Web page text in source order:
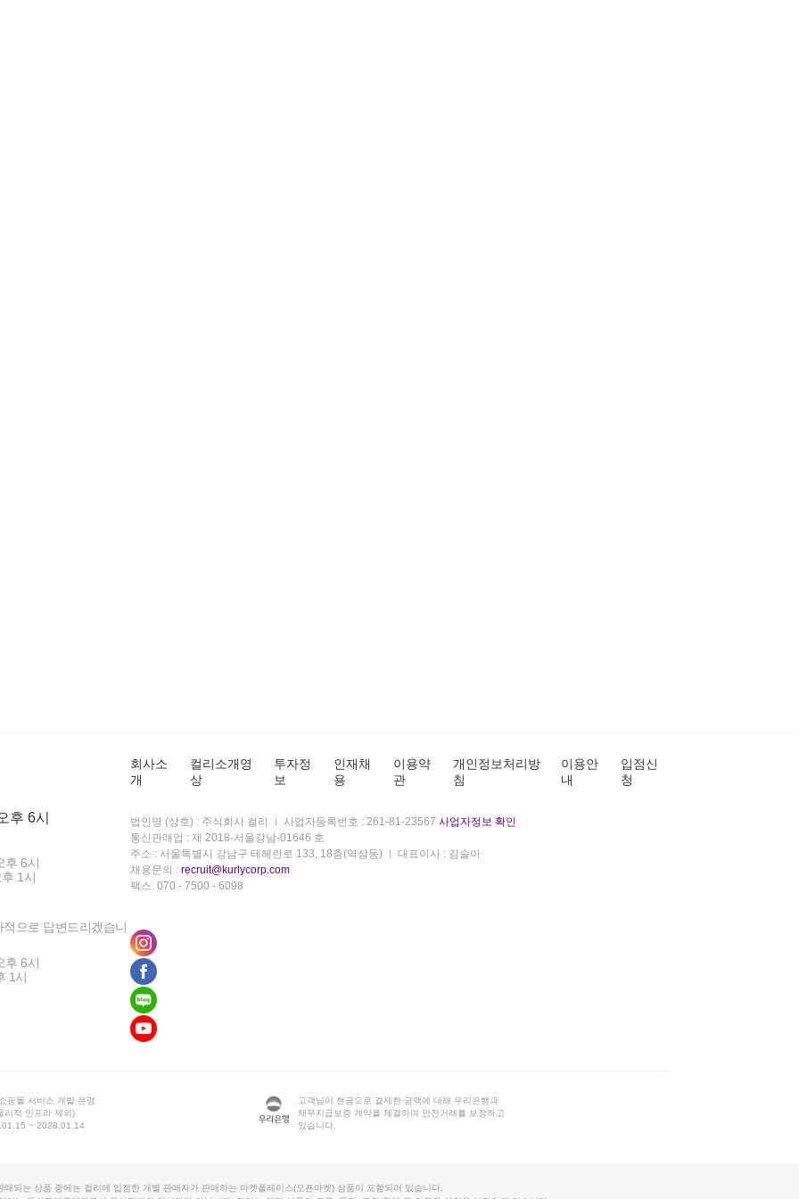
후 6시
후 6시
1시
으로 답변드리겠습니
후 6시
1시
회사소
개
컬리소개영
상
투자정
보
인재채
용
이용약
관
개인정보처리방
침
이용안
내
입점신
청
법인명 (상호) : 주식회사 컬리 사업자등록번호 : 261-81-23567 사업자정보 확인
통신판매업 : 제 2018-서울강남-01646 호
주소 : 서울특별시 강남구 테헤란로 133, 18층(역삼동)
대표이사 : 김슬아
채용문의 : recruit@kurlycorp.com
팩스: 070 - 7500 - 6098
핑몰 서비스 개발·운영
리적 인프라 제외)
~ 2028.01.14
고객님이 현금으로 결제한 금액에 대해 우리은행과
채무지급보증 계약을 체결하여 안전거래를 보장하고
있습니다.
매되는 상품 중에는 컬리에 입점한 개별 판매자가 판매하는 마켓플레이스(오픈마켓) 상품이 포함되어 있습니다.